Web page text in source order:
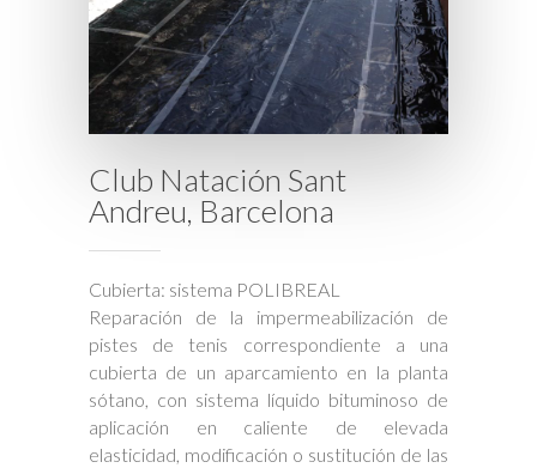
Club Natación Sant
Andreu, Barcelona
Cubierta: sistema POLIBREAL
Reparación de la impermeabilización de
pistes de tenis correspondiente a una
cubierta de un aparcamiento en la planta
sótano, con sistema líquido bituminoso de
aplicación en caliente de elevada
elasticidad, modificación o sustitución de las